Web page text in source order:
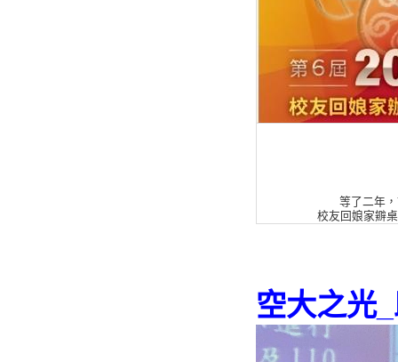
等了二年
校友回娘家辧
空大之光